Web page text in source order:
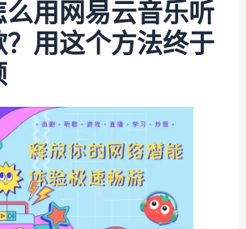
么用网易云音乐听
？用这个方法终于